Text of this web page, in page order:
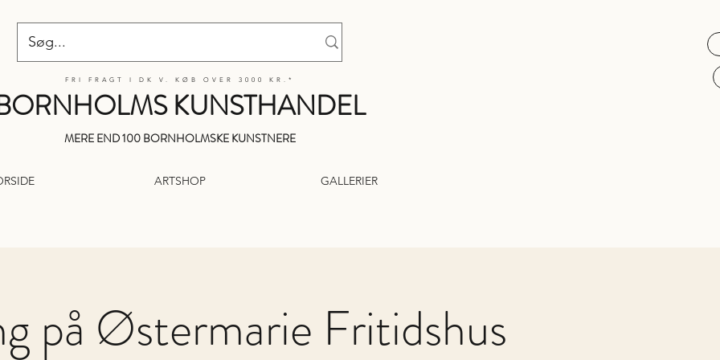
FRI FRAGT I DK V. KØB OVER 3000 KR.*
KUNSTHANDEL
MERE END 100 BORNHOLMSKE KUNSTNERE
ARTSHOP GALLERIER
på Østermarie Fritidshus